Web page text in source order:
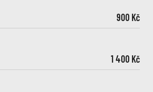
900 Kč
1 400 Kč